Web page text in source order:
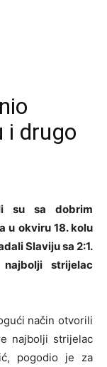
i drugo
su sa dobrim
u okviru 18. kolu
Slaviju sa 2:1.
strijelac
način otvorili
najbolji strijelac
pogodio je za